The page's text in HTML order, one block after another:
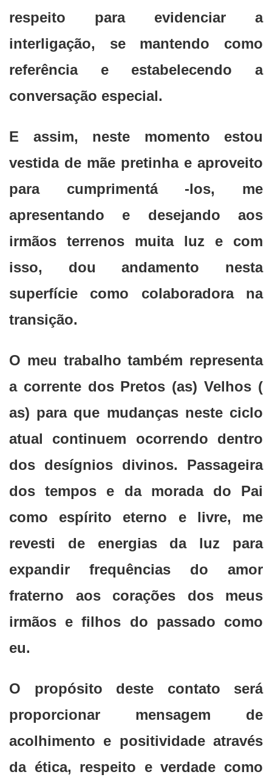
respeito para evidenciar a
interligação, se mantendo como
referência e estabelecendo a
conversação especial.
E assim, neste momento estou
vestida de mãe pretinha e aproveito
para cumprimentá -los, me
apresentando e desejando aos
irmãos terrenos muita luz e com
isso, dou andamento nesta
superfície como colaboradora na
transição.
O meu trabalho também representa
a corrente dos Pretos (as) Velhos (
as) para que mudanças neste ciclo
atual continuem ocorrendo dentro
dos desígnios divinos. Passageira
dos tempos e da morada do Pai
como espírito eterno e livre, me
revesti de energias da luz para
expandir frequências do amor
fraterno aos corações dos meus
irmãos e filhos do passado como
eu.
O propósito deste contato será
proporcionar mensagem de
acolhimento e positividade através
da ética, respeito e verdade como